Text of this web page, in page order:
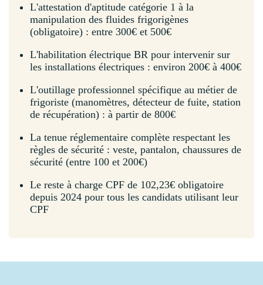
L'attestation d'aptitude catégorie 1 à la
manipulation des fluides frigorigènes
(obligatoire) : entre 300€ et 500€
L'habilitation électrique BR pour intervenir sur
les installations électriques : environ 200€ à 400€
L'outillage professionnel spécifique au métier de
frigoriste (manomètres, détecteur de fuite, station
de récupération) : à partir de 800€
La tenue réglementaire complète respectant les
règles de sécurité : veste, pantalon, chaussures de
sécurité (entre 100 et 200€)
Le reste à charge CPF de 102,23€ obligatoire
depuis 2024 pour tous les candidats utilisant leur
CPF